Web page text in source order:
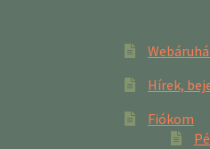
Hírek,
Fiókom